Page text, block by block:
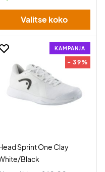
Valitse koko
KAMPANJA
- 39%
Sprint One Clay
Black